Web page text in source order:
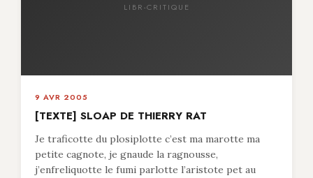
LIBR-CRITIQUE
9 AVR 2005
[TEXTE] SLOAP DE THIERRY RAT
Je traficotte du plosiplotte c’est ma marotte ma
petite cagnote, je gnaude la ragnousse,
j’enfreliquotte le fumi parlotte l’aristote pet au